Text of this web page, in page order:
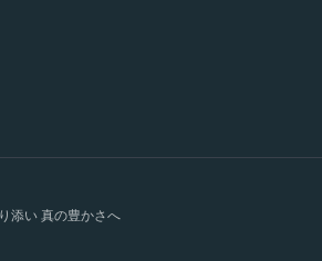
添い 真の豊かさへ